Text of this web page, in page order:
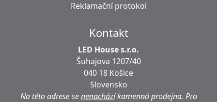
Reklamační protokol
Kontakt
LED House s.r.o.
Šuhajova 1207/40
040 18 Košice
Slovensko
Na této adrese senenacházíkamenná prodejna. Pro